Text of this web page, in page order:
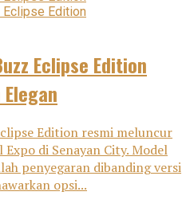
Eclipse Edition
Edition resmi meluncur
di Senayan City. Model
penyegaran dibanding versi
opsi...